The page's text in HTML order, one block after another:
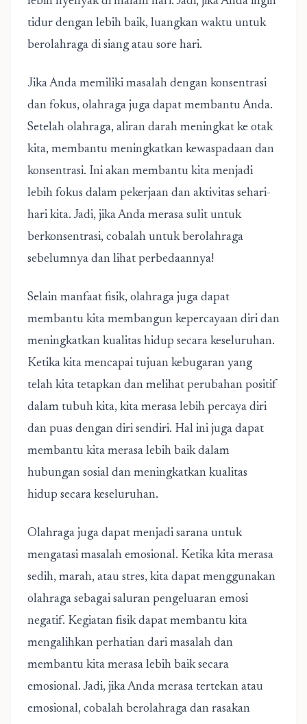
tidur dengan lebih baik, luangkan waktu untuk
berolahraga di siang atau sore hari.
Jika Anda memiliki masalah dengan konsentrasi
dan fokus, olahraga juga dapat membantu Anda.
Setelah olahraga, aliran darah meningkat ke otak
kita, membantu meningkatkan kewaspadaan dan
konsentrasi. Ini akan membantu kita menjadi
lebih fokus dalam pekerjaan dan aktivitas sehari-
hari kita. Jadi, jika Anda merasa sulit untuk
berkonsentrasi, cobalah untuk berolahraga
sebelumnya dan lihat perbedaannya!
Selain manfaat fisik, olahraga juga dapat
membantu kita membangun kepercayaan diri dan
meningkatkan kualitas hidup secara keseluruhan.
Ketika kita mencapai tujuan kebugaran yang
telah kita tetapkan dan melihat perubahan positif
dalam tubuh kita, kita merasa lebih percaya diri
dan puas dengan diri sendiri. Hal ini juga dapat
membantu kita merasa lebih baik dalam
hubungan sosial dan meningkatkan kualitas
hidup secara keseluruhan.
Olahraga juga dapat menjadi sarana untuk
mengatasi masalah emosional. Ketika kita merasa
sedih, marah, atau stres, kita dapat menggunakan
olahraga sebagai saluran pengeluaran emosi
negatif. Kegiatan fisik dapat membantu kita
mengalihkan perhatian dari masalah dan
membantu kita merasa lebih baik secara
emosional. Jadi, jika Anda merasa tertekan atau
emosional, cobalah berolahraga dan rasakan